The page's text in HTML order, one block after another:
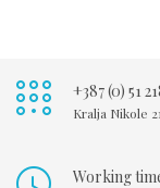
+387 (0) 51
Kralja Nikole
Working